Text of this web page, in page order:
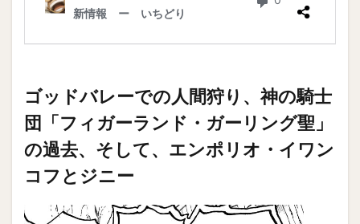
ゴッドバレーでの人間狩り、神の騎士
団「フィガーランド・ガーリング聖」
の過去、そして、エンポリオ・イワン
コフとジニー